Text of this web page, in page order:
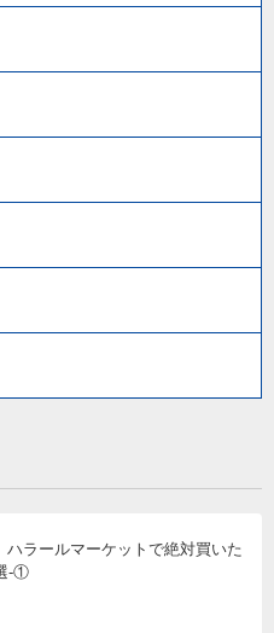
ハラールマーケットで絶対買いた
-①